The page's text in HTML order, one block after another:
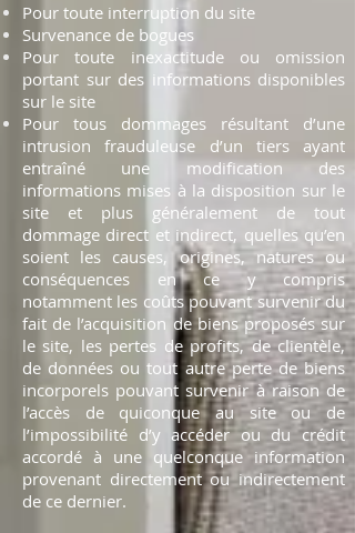
Pour toute interruption du site
Survenance de bogues
Pour toute inexactitude ou omission
portant sur des informations disponibles
sur le site
Pour tous dommages résultant d’une
intrusion frauduleuse d’un tiers ayant
entraîné une modification des
informations mises à la disposition sur le
site et plus généralement de tout
dommage direct et indirect, quelles qu’en
soient les causes, origines, natures ou
conséquences en ce y compris
notamment les coûts pouvant survenir du
fait de l’acquisition de biens proposés sur
le site, les pertes de profits, de clientèle,
de données ou tout autre perte de biens
incorporels pouvant survenir à raison de
l’accès de quiconque au site ou de
l’impossibilité d’y accéder ou du crédit
accordé à une quelconque information
provenant directement ou indirectement
de ce dernier.